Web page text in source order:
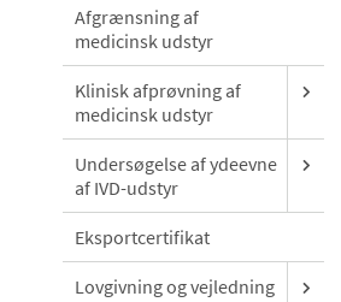
Afgrænsning af
medicinsk udstyr
Klinisk afprøvning af
medicinsk udstyr
Undersøgelse af ydeevne
af IVD-udstyr
Eksportcertifikat
Lovgivning og vejledning